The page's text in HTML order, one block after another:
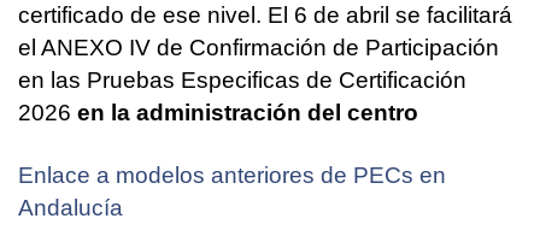
certificado de ese nivel. El 6 de abril se facilitará
el ANEXO IV de Confirmación de Participación
en las Pruebas Especificas de Certificación
2026 en la administración del centro
Enlace a modelos anteriores de PECs en
Andalucía